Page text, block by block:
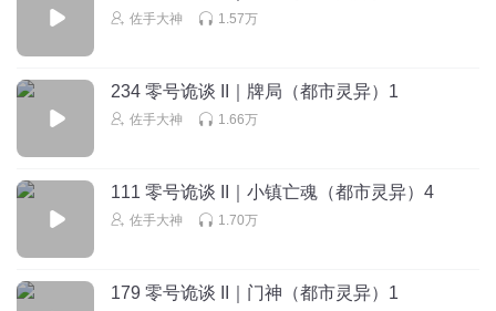
2022-10-09
爱好历史的春虫虫
我猜女人應該不是人,房子也沒人住
2022-10-10
爱好历史的春虫虫
快更～好期待
佐手大神 1.57万
234 零号诡谈 II｜牌局（都市灵异）1
佐手大神 1.66万
111 零号诡谈 II｜小镇亡魂（都市灵异）4
佐手大神 1.70万
179 零号诡谈 II｜门神（都市灵异）1